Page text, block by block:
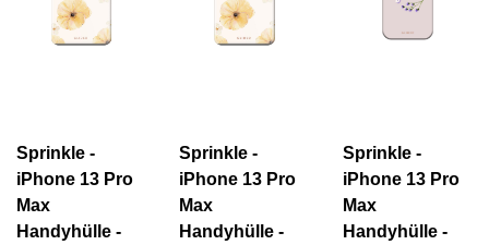
Sprinkle -
iPhone 13 Pro
Max
Handyhülle -
Sprinkle -
iPhone 13 Pro
Max
Handyhülle -
Sprinkle -
iPhone 13 Pro
Max
Handyhülle -